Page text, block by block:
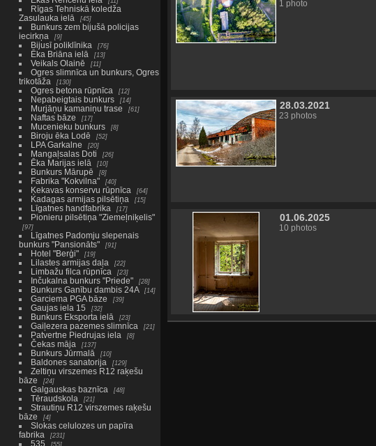
Rīgas Tehniskā koledža
Zasulauka ielā
45
Bunkurs zem bijušā policijas
iecirkņa
9
Bijusī poliklīnika 76
Ēka Briāna ielā 13
Veikals Olainē 11
Ogres slimnīca un bunkurs, Ogres
trikotāža
130
Ogres betona rūpnīca 12
Nepabeigtais bunkurs 14
Murjāņu kamaniņu trase 61
Naftas bāze 17
Mucenieku bunkurs 8
Biroju ēka Lodē 52
LPA Garkalne 20
Mangaļsalas Doti 26
Ēka Marijas ielā 10
Bunkurs Mārupē 8
Fabrika "Kokvilna" 40
Ķekavas konservu rūpnīca 64
Kadagas armijas pilsētiņa 15
Līgatnes handfabrika 17
Pionieru pilsētiņa "Ziemeļniķelis"
97
Līgatnes Padomju slepenais
bunkurs "Pansionāts"
91
Hotel "Berģi" 19
Lilastes armijas daļa 22
Limbažu filca rūpnīca 23
Inčukalna bunkurs "Priede" 28
Bunkurs Ganību dambis 24A 14
Garciema PGA bāze 39
Gaujas iela 15 32
Bunkurs Eksporta ielā 23
Gaiļezera pazemes slimnīca 21
Patvertne Piedrujas iela 8
Čekas māja 137
Bunkurs Jūrmalā 10
Baldones sanatorija 129
Zeltiņu virszemes R12 raķešu
bāze
24
Galgauskas baznīca 48
Tēraudskola 21
Strautiņu R12 virszemes raķešu
bāze
4
Slokas celulozes un papīra
fabrika
231
535
1 photo
28.03.2021
23 photos
01.06.2025
10 photos